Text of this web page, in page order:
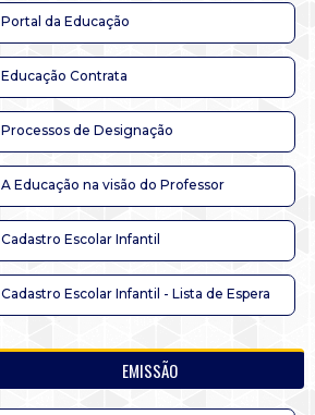
Portal da Educação
Educação Contrata
Processos de Designação
A Educação na visão do Professor
Cadastro Escolar Infantil
Cadastro Escolar Infantil - Lista de Espera
EMISSÃO